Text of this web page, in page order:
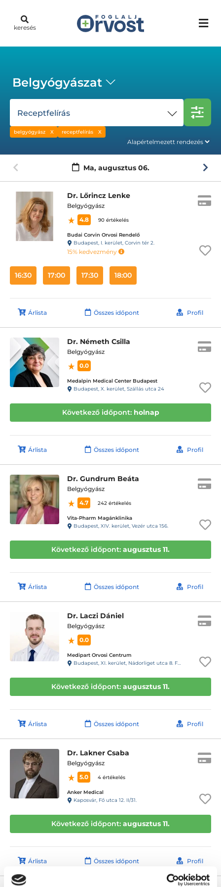
keresés
Belgyógyászat
Receptfelírás
belgyógyász receptfelírás
Ma, augusztus 06.
Dr. Lőrincz Lenke
Belgyógyász
4.8
90 értékelés
Budai Corvin Orvosi Rendelő
Budapest, I. kerület, Corvin tér 2.
15% kedvezmény
16:30 17:00 17:30 18:00
Árlista Összes időpont Profil
Dr. Németh Csilla
Belgyógyász
0.0
Medalpin Medical Center Budapest
Budapest, X. kerület, Szállás utca 24
Következő időpont: holnap
Árlista Összes időpont Profil
Dr. Gundrum Beáta
Belgyógyász
4.7
242 értékelés
Vita-Pharm Magánklinika
Budapest, XIV. kerület, Vezér utca 156.
Következő időpont: augusztus 11.
Árlista Összes időpont Profil
Dr. Laczi Dániel
Belgyógyász
0.0
Medipart Orvosi Centrum
Budapest, XI. kerület, Nádorliget utca 8. F épület, földszint 1.
Következő időpont: augusztus 11.
Árlista Összes időpont Profil
Dr. Lakner Csaba
Belgyógyász
5.0
4 értékelés
Anker Medical
Kaposvár, Fő utca 12. II/31.
Következő időpont: augusztus 11.
Árlista Összes időpont Profil